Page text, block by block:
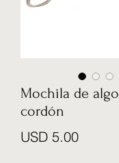
Mochila de
cordón
USD 5.00Precio